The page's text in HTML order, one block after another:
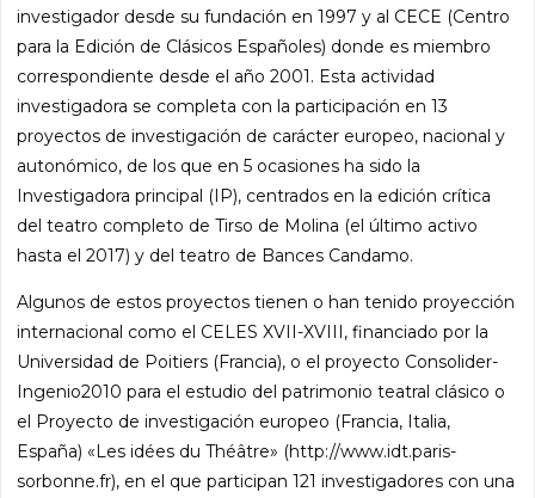
investigador desde su fundación en 1997 y al CECE (Centro
para la Edición de Clásicos Españoles) donde es miembro
correspondiente desde el año 2001. Esta actividad
investigadora se completa con la participación en 13
proyectos de investigación de carácter europeo, nacional y
autonómico, de los que en 5 ocasiones ha sido la
Investigadora principal (IP), centrados en la edición crítica
del teatro completo de Tirso de Molina (el último activo
hasta el 2017) y del teatro de Bances Candamo.
Algunos de estos proyectos tienen o han tenido proyección
internacional como el CELES XVII-XVIII, financiado por la
Universidad de Poitiers (Francia), o el proyecto Consolider-
Ingenio2010 para el estudio del patrimonio teatral clásico o
el Proyecto de investigación europeo (Francia, Italia,
España) «Les idées du Théâtre» (http://www.idt.paris-
sorbonne.fr), en el que participan 121 investigadores con una